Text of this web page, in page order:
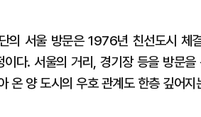
의 서울 방문은 1976년 친선도시 체
다. 서울의 거리, 경기장 등을 방문
온 양 도시의 우호 관계도 한층 깊어지